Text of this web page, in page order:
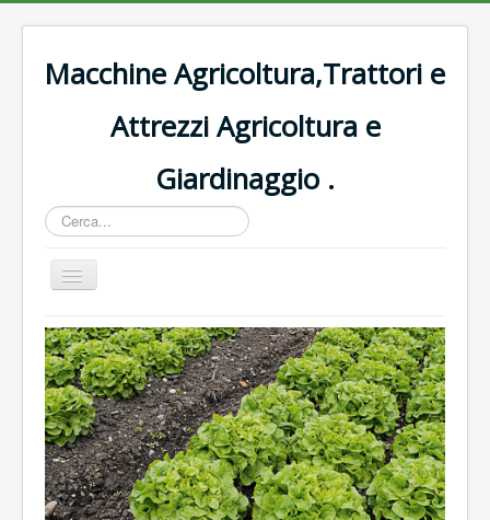
Macchine Agricoltura,Trattori e
Attrezzi Agricoltura e
Giardinaggio .
Cerca...
Cambia
navigazione
Home
Decespugliatori Oleomac
Rasaerba
Trattori vigneto
Forbici e potatura